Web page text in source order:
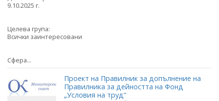
9.10.2025 г.
Целева група:
Всички заинтересовани
Сфера...
Проект на Правилник за допълнение на
Правилника за дейността на Фонд
„Условия на труд“